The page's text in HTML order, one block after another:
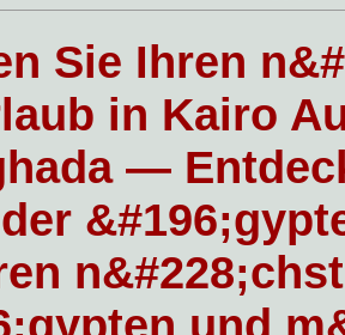
Sie Ihren
in Kairo
—